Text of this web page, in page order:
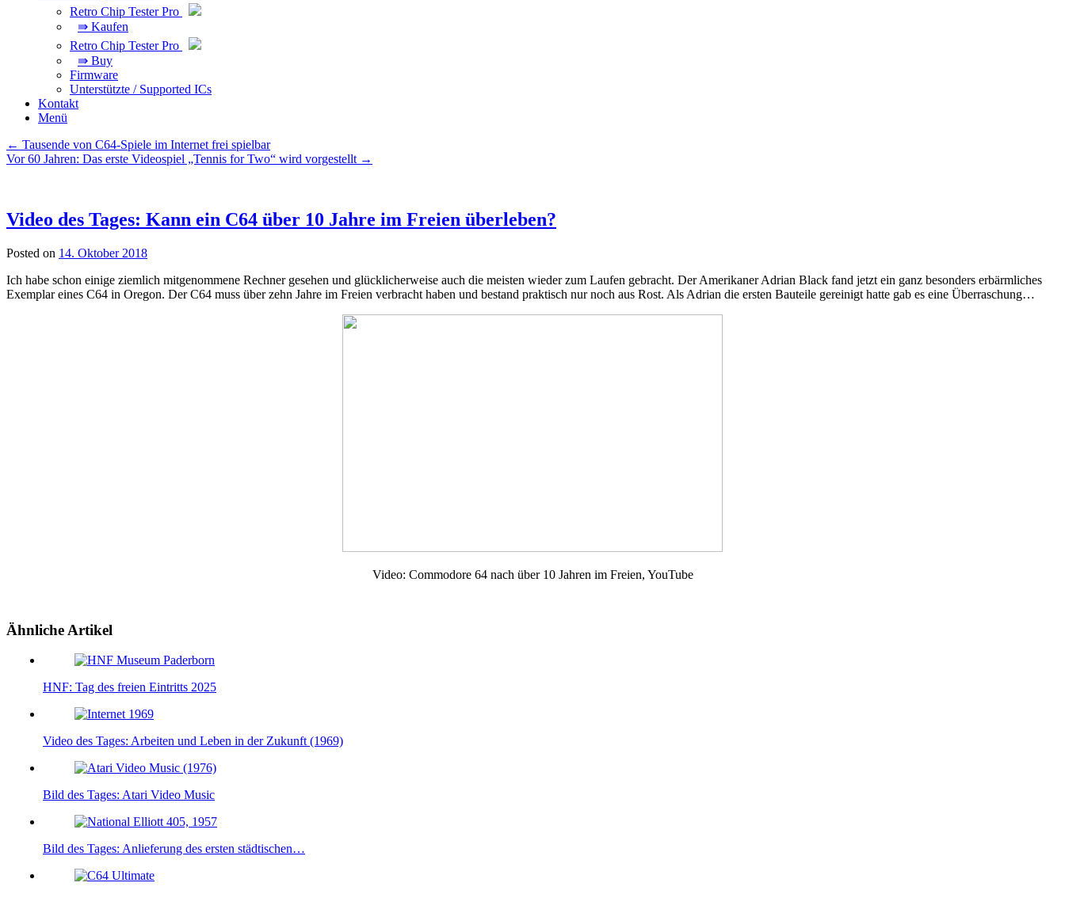
Retro Chip Tester Pro
⇛ Kaufen
Retro Chip Tester Pro
⇛ Buy
Firmware
Unterstützte / Supported ICs
Kontakt
Menü
Beitragsnavigation
← Tausende von C64-Spiele im Internet frei spielbar
Vor 60 Jahren: Das erste Videospiel „Tennis for Two“ wird vorgestellt →
Video des Tages: Kann ein C64 über 10 Jahre im Freien überleben?
Posted on 14. Oktober 2018
Ich habe schon einige ziemlich mitgenommene Rechner gesehen und glücklicherweise auch die meisten wieder zum Laufen gebracht. Der Amerikaner Adrian Black fand jetzt ein ganz besonders erbärmliches
Exemplar eines C64 in Oregon. Der C64 muss über zehn Jahre im Freien verbracht haben und bestand praktisch nur noch aus Rost. Als Adrian die ersten Bauteile gereinigt hatte gab es eine Überraschung…
Video: Commodore 64 nach über 10 Jahren im Freien, YouTube
Ähnliche Artikel
HNF: Tag des freien Eintritts 2025
Video des Tages: Arbeiten und Leben in der Zukunft (1969)
Bild des Tages: Atari Video Music
Bild des Tages: Anlieferung des ersten städtischen…